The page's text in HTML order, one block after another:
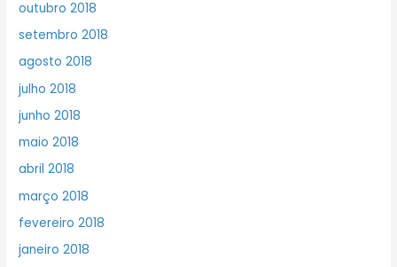
outubro 2018
setembro 2018
agosto 2018
julho 2018
junho 2018
maio 2018
abril 2018
março 2018
fevereiro 2018
janeiro 2018